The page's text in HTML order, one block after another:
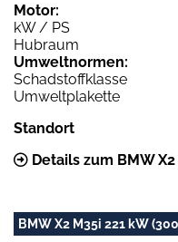
Motor:
kW / PS
Hubraum
Umweltnormen:
Schadstoffklasse
Umweltplakette
Standort
Details zum BMW
BMW X2 M35i 221 kW